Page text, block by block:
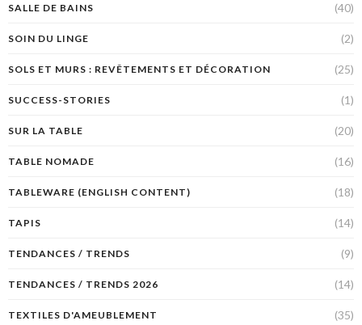
SALLE DE BAINS (40)
SOIN DU LINGE (2)
SOLS ET MURS : REVÊTEMENTS ET DÉCORATION (25)
SUCCESS-STORIES (1)
SUR LA TABLE (20)
TABLE NOMADE (16)
TABLEWARE (ENGLISH CONTENT) (18)
TAPIS (14)
TENDANCES / TRENDS (9)
TENDANCES / TRENDS 2026 (14)
TEXTILES D'AMEUBLEMENT (35)